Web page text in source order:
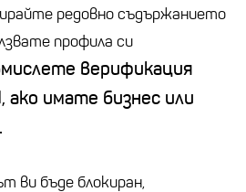
редовно съдържанието
профила си
верификация
, ако имате бизнес или
ви бъде блокиран,